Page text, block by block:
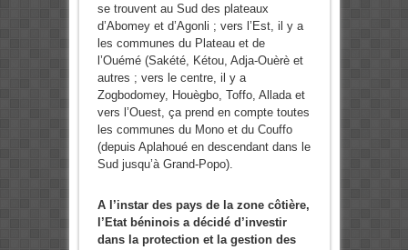
se trouvent au Sud des plateaux
d’Abomey et d’Agonli ; vers l’Est, il y a
les communes du Plateau et de
l’Ouémé (Sakété, Kétou, Adja-Ouèrè et
autres ; vers le centre, il y a
Zogbodomey, Houègbo, Toffo, Allada et
vers l’Ouest, ça prend en compte toutes
les communes du Mono et du Couffo
(depuis Aplahoué en descendant dans le
Sud jusqu’à Grand-Popo).
A l’instar des pays de la zone côtière,
l’Etat béninois a décidé d’investir
dans la protection et la gestion des